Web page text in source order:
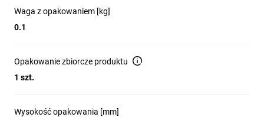
Waga z opakowaniem [kg]
0.1
Opakowanie zbiorcze produktu
1 szt.
Wysokość opakowania [mm]